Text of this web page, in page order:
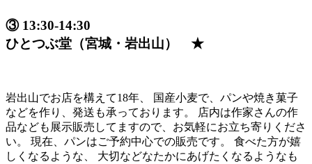
③ 13:30-14:30
ひとつぶ堂（宮城・岩出山） ★
岩出山でお店を構えて18年、 国産小麦で、パンや焼き菓子
などを作り、発送も承っております。 店内は作家さんの作
品なども展示販売してますので、お気軽にお立ち寄りくださ
い。 現在、パンはご予約中心での販売です。 食べた方が嬉
しくなるような、 大切などなたかにあげたくなるようなも